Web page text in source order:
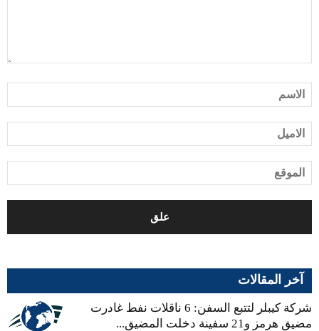
آخر المقالات
شركة كيبلر لتتبع السفن: 6 ناقلات نفط غادرت
مضيق هرمز و21 سفينة دخلت المضيق...